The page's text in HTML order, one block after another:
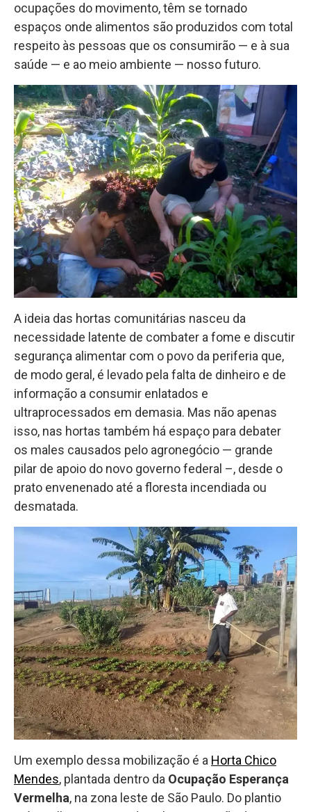
ocupações do movimento, têm se tornado
espaços onde alimentos são produzidos com total
respeito às pessoas que os consumirão — e à sua
saúde — e ao meio ambiente — nosso futuro.
A ideia das hortas comunitárias nasceu da
necessidade latente de combater a fome e discutir
segurança alimentar com o povo da periferia que,
de modo geral, é levado pela falta de dinheiro e de
informação a consumir enlatados e
ultraprocessados em demasia. Mas não apenas
isso, nas hortas também há espaço para debater
os males causados pelo agronegócio — grande
pilar de apoio do novo governo federal –, desde o
prato envenenado até a floresta incendiada ou
desmatada.
Um exemplo dessa mobilização é a Horta Chico
Mendes, plantada dentro da Ocupação Esperança
Vermelha, na zona leste de São Paulo. Do plantio